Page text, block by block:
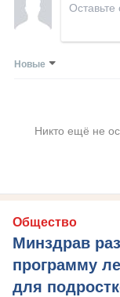
Новые
Никто ещё не
Общество
Минздрав
программу
для